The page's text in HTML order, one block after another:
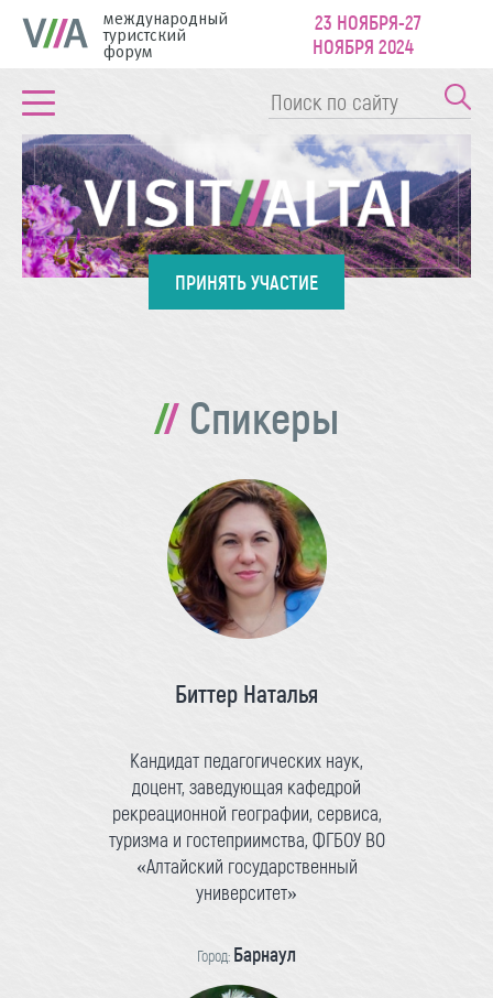
международный
туристский
форум
23 НОЯБРЯ-27
НОЯБРЯ 2024
ПРИНЯТЬ УЧАСТИЕ
Спикеры
Биттер Наталья
Кандидат педагогических наук,
доцент, заведующая кафедрой
рекреационной географии, сервиса,
туризма и гостеприимства, ФГБОУ ВО
«Алтайский государственный
университет»
Город: Барнаул